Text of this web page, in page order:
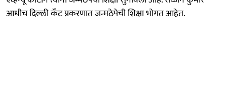
आधीच दिल्ली कँट प्रकरणात जन्मठेपेची शिक्षा भोगत आहेत.